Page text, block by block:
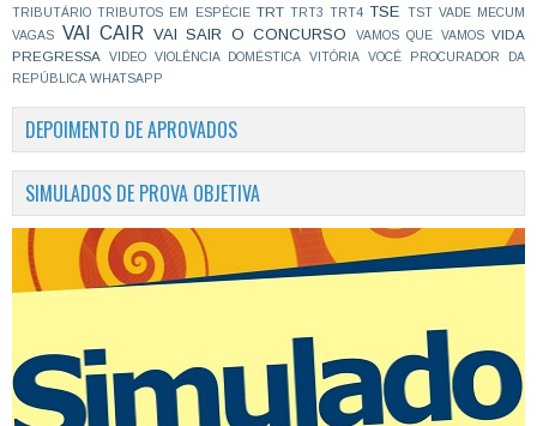
TRIBUTÁRIO TRIBUTOS EM ESPÉCIE TRT TRT3 TRT4 TSE TST VADE MECUM
VAGAS
VAI CAIR VAI SAIR O CONCURSO VAMOS QUE VAMOS VIDA
PREGRESSA
VIDEO VIOLÊNCIA DOMÉSTICA VITÓRIA
VOCÊ PROCURADOR DA
REPÚBLICA WHATSAPP
DEPOIMENTO DE APROVADOS
SIMULADOS DE PROVA OBJETIVA